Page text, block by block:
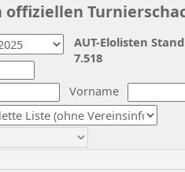
Vorname
AUT-Elolisten
7.518